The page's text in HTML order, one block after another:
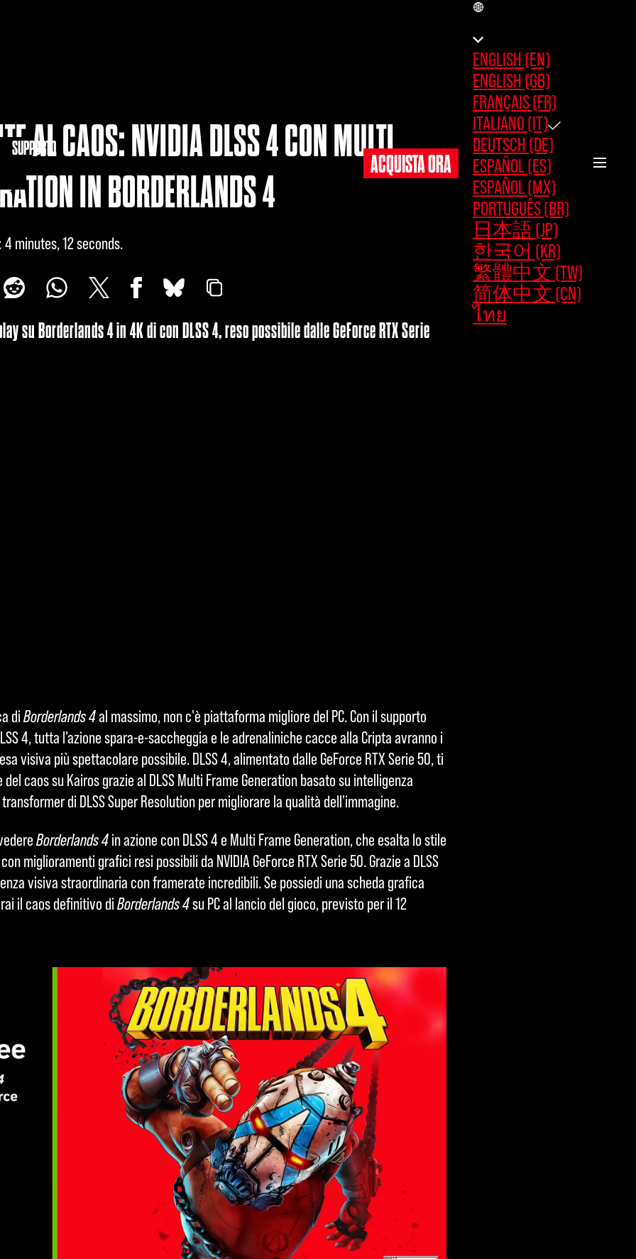
SUPPORTO
ACQUISTA ORA
ENGLISH (EN)
ENGLISH (GB)
FRANÇAIS (FR)
ITALIANO (IT)
DEUTSCH (DE)
ESPAÑOL (ES)
ESPAÑOL (MX)
PORTUGUÊS (BR)
日本語 (JP)
한국어 (KR)
繁體中文 (TW)
简体中文 (CN)
ไทย
AL CAOS: NVIDIA DLSS 4 CON MULTI
IN BORDERLANDS 4
4 minutes, 12 seconds
su Borderlands 4 in 4K di con DLSS 4, reso possibile dalle GeForce RTX Serie
diBorderlands 4al massimo, non c'è piattaforma migliore del PC. Con il supporto
4, tutta l’azione spara-e-saccheggia e le adrenaliniche cacce alla Cripta avranno i
visiva più spettacolare possibile. DLSS 4, alimentato dalle GeForce RTX Serie 50, ti
caos su Kairos grazie al DLSS Multi Frame Generation basato su intelligenza
di DLSS Super Resolution per migliorare la qualità dell'immagine.
Borderlands 4in azione con DLSS 4 e Multi Frame Generation, che esalta lo stile
miglioramenti grafici resi possibili da NVIDIA GeForce RTX Serie 50. Grazie a DLSS
visiva straordinaria con framerate incredibili. Se possiedi una scheda grafica
il caos definitivo diBorderlands 4su PC al lancio del gioco, previsto per il 12